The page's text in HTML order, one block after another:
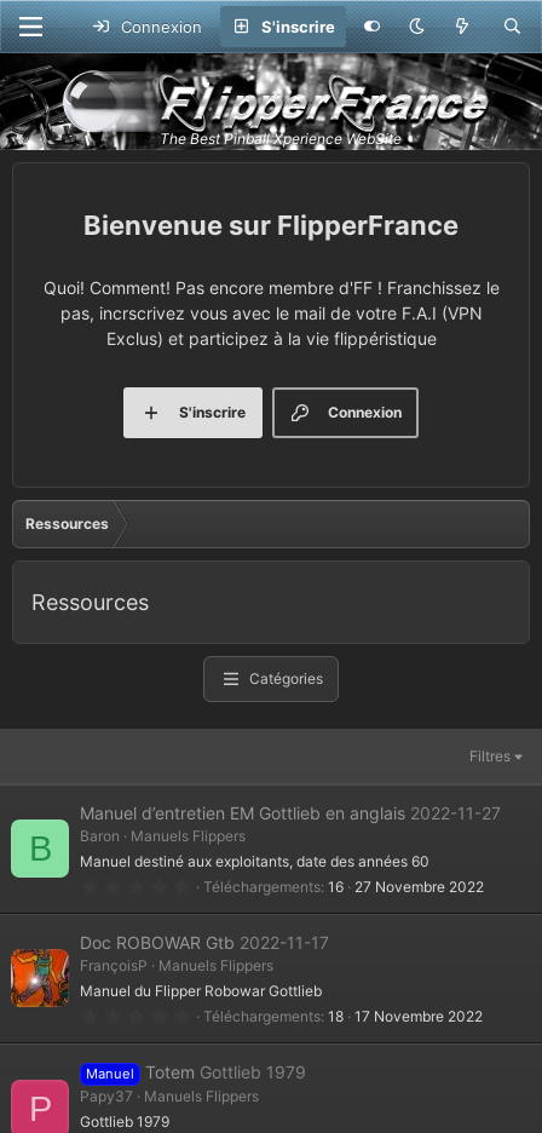
Connexion S'inscrire
FlipperFrance
Quoi! Comment! Pas encore membre d'FF ! Franchissez le
pas, incrscrivez vous avec le mail de votre F.A.I (VPN
Exclus) et participez à la vie flippéristique
Connexion
S'inscrire
Ressources
Ressources
Catégories
Filtres
B
Manuel d’entretien EM Gottlieb en anglais 2022-11-27
Baron
Manuels Flippers
Manuel destiné aux exploitants, date des années 60
0
0
é
t
i
(
)
Téléchargements 16 27 Novembre 2022
Doc ROBOWAR Gtb 2022-11-17
FrançoisP
Manuels Flippers
Manuel du Flipper Robowar Gottlieb
0
0
é
t
Téléchargements 18 17 Novembre 2022
P
Manuel Totem Gottlieb 1979
Papy37
Manuels Flippers
Gottlieb 1979